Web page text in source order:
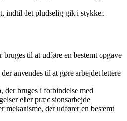
indtil det pludselig gik i stykker.
bruges til at udføre en bestemt opgave
anvendes til at gøre arbejdet lettere
der bruges i forbindelse med
eller præcisionsarbejde
mekanisme, der udfører en bestemt